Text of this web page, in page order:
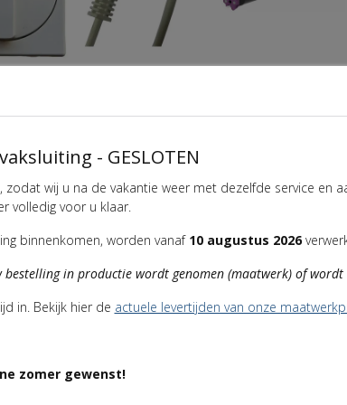
,95 € 4,99 € 149,00
PRODUCTDETAILS
voor de doe-het-zelver!
- GESLOTEN
wij u na de vakantie weer met dezelfde service en
volledig voor u klaar.
binnenkomen, worden vanaf 10 augustus 2026
bestelling in productie wordt genomen (maatwerk) of
in. Bekijk hier de actuele levertijden van onze
zomer gewenst!